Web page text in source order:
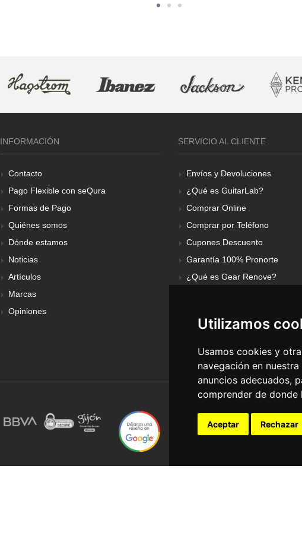
Utilizamos
Usamos cookies y
navegación en
anuncios adecuados,
comprender de donde
Aceptar Rechazar
INFORMACIÓN
Contacto
Pago Flexible con seQura
Formas de Pago
Quiénes somos
Dónde estamos
Noticias
Artículos
Marcas
Opiniones
SERVICIO AL CLIENTE
Envíos y Devoluciones
¿Qué es GuitarLab?
Comprar Online
Comprar por Teléfono
Cupones Descuento
Garantía 100% Pronorte
¿Qué es Gear Renove?